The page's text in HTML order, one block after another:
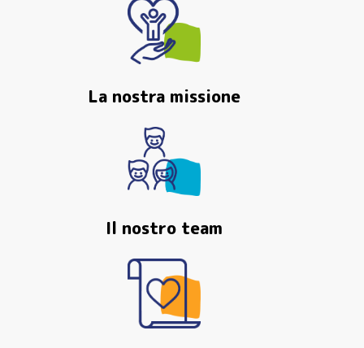
La nostra missione
Il nostro team